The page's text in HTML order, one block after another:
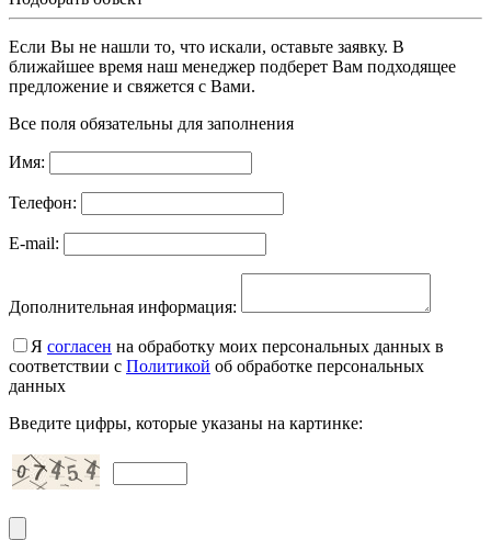
Если Вы не нашли то, что искали, оставьте заявку. В
ближайшее время наш менеджер подберет Вам подходящее
предложение и свяжется с Вами.
Все поля обязательны для заполнения
Имя:
Телефон:
E-mail:
Дополнительная информация:
Я согласен на обработку моих персональных данных в
соответствии с Политикой об обработке персональных
данных
Введите цифры, которые указаны на картинке: